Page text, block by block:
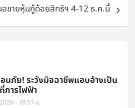
อขายหุ้นกู้ด้อยสิทธิฯ 4-12 ธ.ค.นี้
อนภัย! ระวังมิจฉาชีพแอบอ้างเป็น
การไฟฟ้า
- 18:57 น.